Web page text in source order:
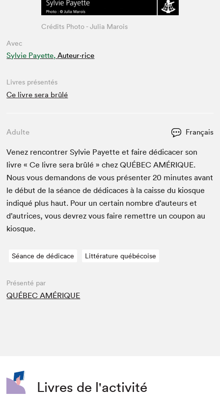
Avec
Sylvie Payette, Auteur·rice
Crédits Photo - Julia Marois
Livres présentés
Ce livre sera brûlé
Adulte Français
Venez ren­con­tr­er Sylvie Payette et faire dédi­cac­er son
livre « Ce livre sera brûlé » chezQUÉBEC AMÉRIQUE.
Nous vous deman­dons de vous présen­ter20 min­utes avant
le début de la séance de dédi­caces à la caisse du kiosque
indiqué plus haut. Pour un cer­tain nom­bre d’auteurs et
d’autrices, vous devrez vous faire remet­tre un coupon au
kiosque.
Séance de dédicace Littérature québécoise
Présenté par
QUÉBEC AMÉRIQUE
Livres de l'activité